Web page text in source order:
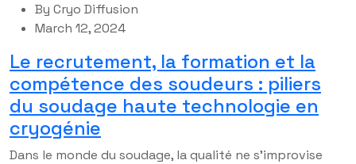
By Cryo Diffusion
March 12, 2024
Le recrutement, la formation et la
compétence des soudeurs : piliers
du soudage haute technologie en
cryogénie
Dans le monde du soudage, la qualité ne s’improvise